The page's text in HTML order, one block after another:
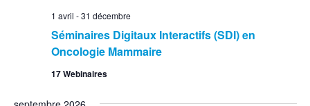
Séminaires Digitaux Interactifs (SDI) en
Oncologie Mammaire
1 avril -31 décembre
17 Webinaires